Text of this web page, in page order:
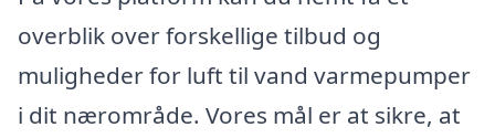
overblik over forskellige tilbud og
muligheder for luft til vand varmepumper
i dit nærområde. Vores mål er at sikre, at